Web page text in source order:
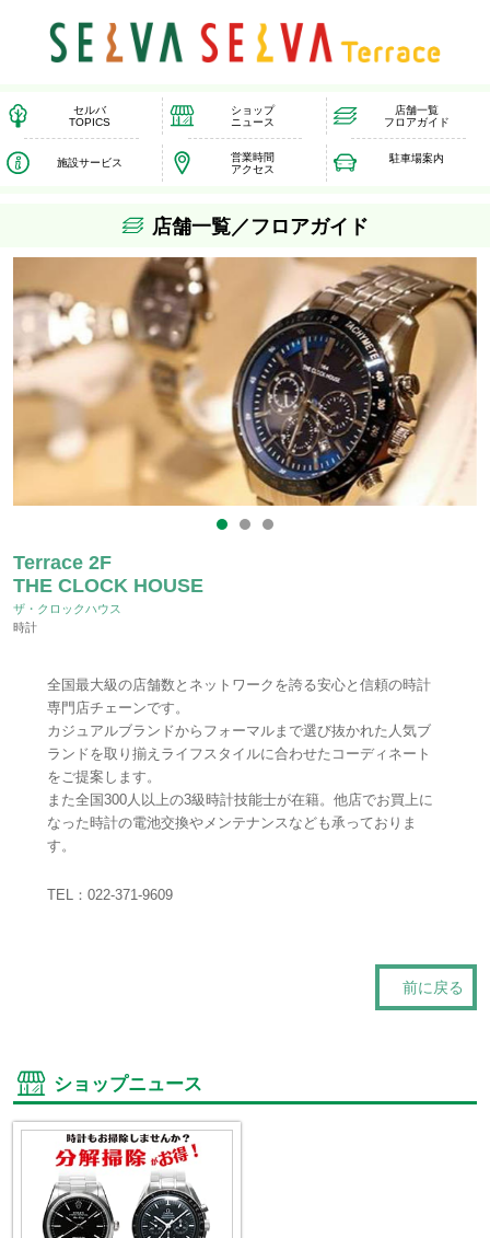
セルバ
TOPICS
ショップ
ニュース
店舗一覧
フロアガイド
施設サービス
営業時間
アクセス
駐車場案内
店舗一覧／フロアガイド
THE CLOCK HOUSE
ザ・クロックハウス
時計
Terrace 2F
全国最大級の店舗数とネットワークを誇る安心と信頼の時計
専門店チェーンです。
カジュアルブランドからフォーマルまで選び抜かれた人気ブ
ランドを取り揃えライフスタイルに合わせたコーディネート
をご提案します。
また全国300人以上の3級時計技能士が在籍。他店でお買上に
なった時計の電池交換やメンテナンスなども承っておりま
す。
TEL： 022-371-9609
前に戻る
ショップニュース